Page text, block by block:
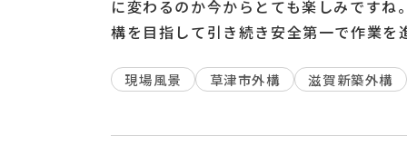
に変わるのか今からとても楽しみです
構を目指して引き続き安全第一で作業を
現場風景 草津市外構 滋賀新築外構